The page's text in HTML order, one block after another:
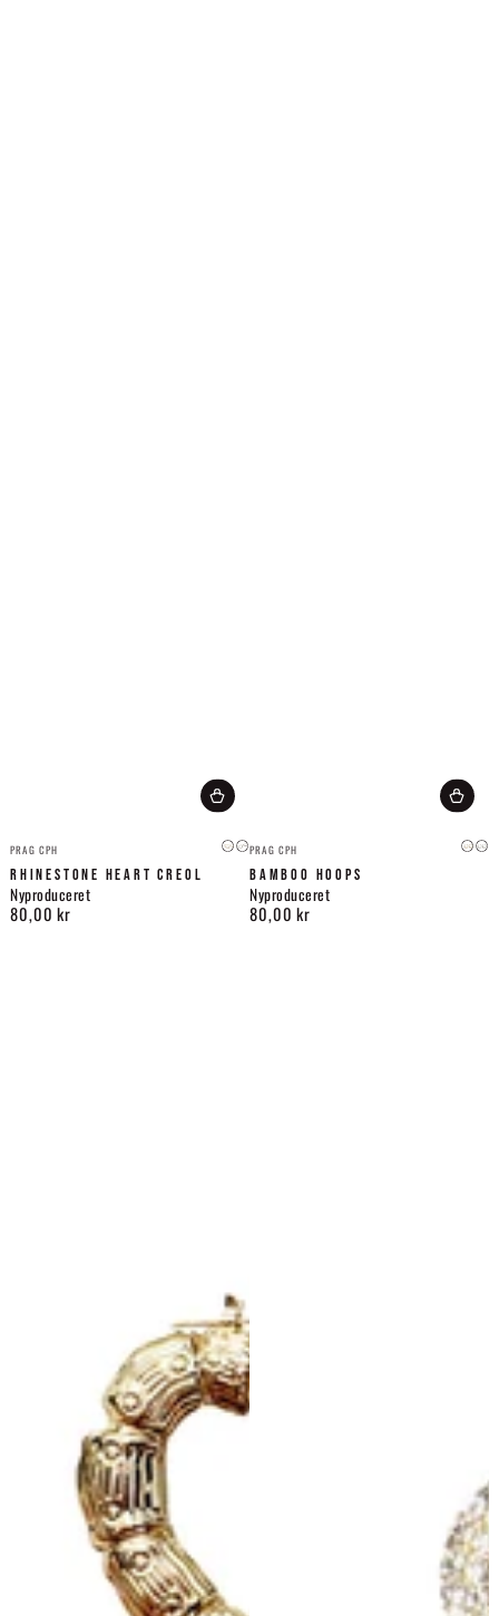
Leverandør:
PRAG CPH GuldSølv
RHINESTONE HEART CREOL
Nyproduceret
Normalpris
80,00 kr
Leverandør:
PRAG CPH Guld
BAMBOO HOOPS
Nyproduceret
Normalpris
80,00 kr